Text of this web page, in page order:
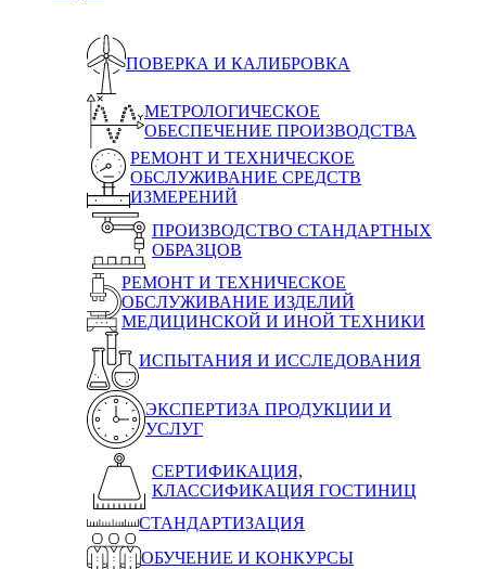
ПОВЕРКА И КАЛИБРОВКА
МЕТРОЛОГИЧЕСКОЕ
ОБЕСПЕЧЕНИЕ ПРОИЗВОДСТВА
РЕМОНТ И ТЕХНИЧЕСКОЕ
ОБСЛУЖИВАНИЕ СРЕДСТВ
ИЗМЕРЕНИЙ
ПРОИЗВОДСТВО СТАНДАРТНЫХ
ОБРАЗЦОВ
РЕМОНТ И ТЕХНИЧЕСКОЕ
ОБСЛУЖИВАНИЕ ИЗДЕЛИЙ
МЕДИЦИНСКОЙ И ИНОЙ ТЕХНИКИ
ИСПЫТАНИЯ И ИССЛЕДОВАНИЯ
ЭКСПЕРТИЗА ПРОДУКЦИИ И
УСЛУГ
СЕРТИФИКАЦИЯ,
КЛАССИФИКАЦИЯ ГОСТИНИЦ
СТАНДАРТИЗАЦИЯ
ОБУЧЕНИЕ И КОНКУРСЫ